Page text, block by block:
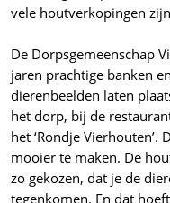
vele houtverkopingen
De Dorpsgemeenschap
jaren prachtige banken
dierenbeelden laten
het dorp, bij de
het ‘Rondje
mooier te maken. De
zo gekozen, dat je de
tegenkomen. En dat